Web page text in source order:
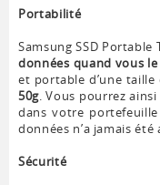
Portabilité
Samsung SSD Portable
données quand vous
et portable d’une taille
50g. Vous pourrez
dans votre
données n’a jamais
Sécurité